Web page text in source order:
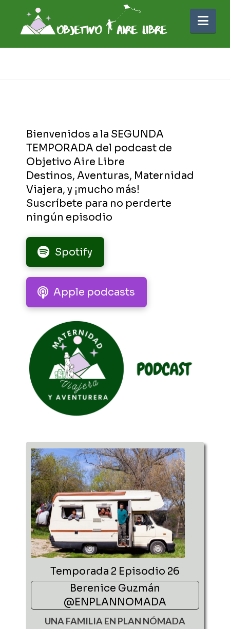
Bienvenidos a la SEGUNDA
TEMPORADA del podcast de
Objetivo Aire Libre
Destinos, Aventuras, Maternidad
Viajera, y ¡mucho más!
Suscríbete para no perderte
ningún episodio
Spotify
Apple podcasts
Temporada 2 Episodio 26
Berenice Guzmán
@ENPLANNOMADA
UNA FAMILIA EN PLAN NÓMADA